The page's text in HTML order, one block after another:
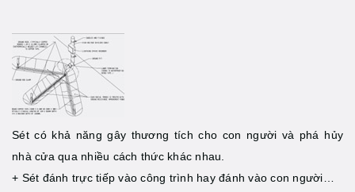
Sét có khả năng gây thương tích cho con người và phá hủy
nhà cửa qua nhiều cách thức khác nhau.
+ Sét đánh trực tiếp vào công trình hay đánh vào con người…